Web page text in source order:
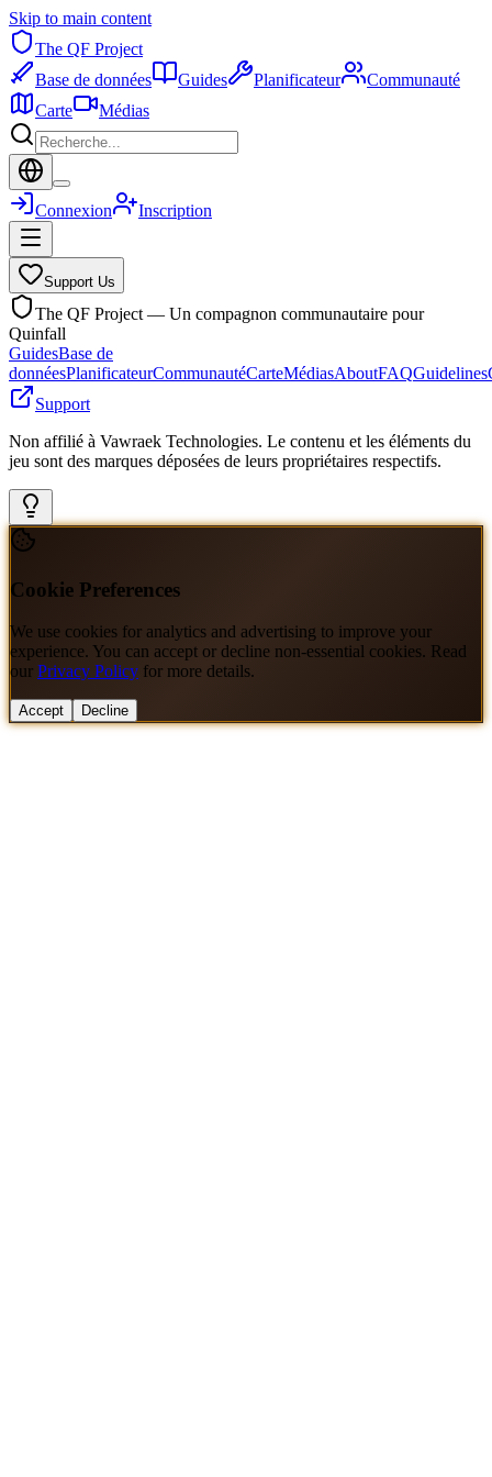
Skip to main content
The QF Project
Base de données
Guides Planificateur
Communauté
Carte
Médias
Connexion Inscription
Support Us
The QF Project — Un compagnon communautaire pour
Quinfall
GuidesBase de
donnéesPlanificateurCommunautéCarteMédiasAboutFAQGuidelines
Support
Non affilié à Vawraek Technologies. Le contenu et les éléments du
jeu sont des marques déposées de leurs propriétaires respectifs.
Cookie Preferences
We use cookies for analytics and advertising to improve your
experience. You can accept or decline non-essential cookies. Read
our Privacy Policy for more details.
Accept Decline